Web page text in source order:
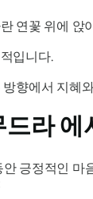
연꽃 위에 앉
입니다.
방향에서 지혜
드라에
긍정적인 마